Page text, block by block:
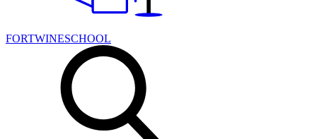
FORTWINESCHOOL